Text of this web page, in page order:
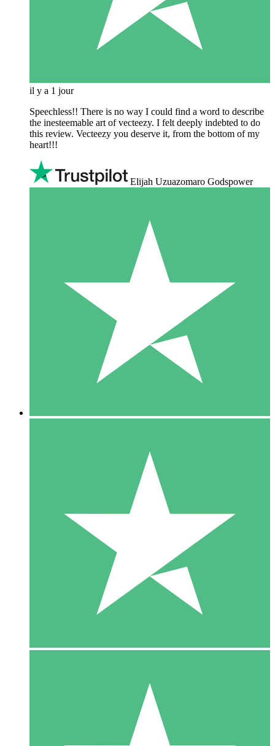
il y a 1 jour
Speechless!! There is no way I could find a word to describe
the inesteemable art of vecteezy. I felt deeply indebted to do
this review. Vecteezy you deserve it, from the bottom of my
heart!!!
Elijah Uzuazomaro Godspower